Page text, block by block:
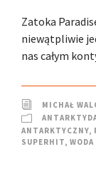
Zatoka
niewątpliwie
nas całym
MICHAŁ
ANTARKTYCZNY,
SUPERHIT, WODA